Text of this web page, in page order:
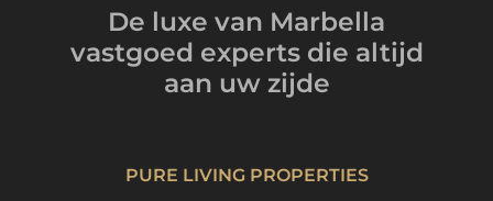
De luxe van Marbella
vastgoed experts die altijd
aan uw zijde
PURE LIVING PROPERTIES